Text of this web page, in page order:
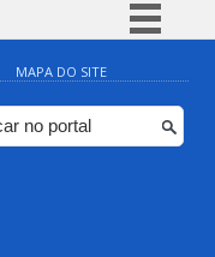
Simplifique!
Comunica BR
Participe
MAPA DO SITE